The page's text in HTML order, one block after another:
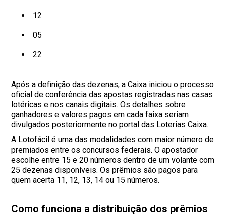
12
05
22
Após a definição das dezenas, a Caixa iniciou o processo
oficial de conferência das apostas registradas nas casas
lotéricas e nos canais digitais. Os detalhes sobre
ganhadores e valores pagos em cada faixa seriam
divulgados posteriormente no portal das Loterias Caixa.
A Lotofácil é uma das modalidades com maior número de
premiados entre os concursos federais. O apostador
escolhe entre 15 e 20 números dentro de um volante com
25 dezenas disponíveis. Os prêmios são pagos para
quem acerta 11, 12, 13, 14 ou 15 números.
Como funciona a distribuição dos prêmios